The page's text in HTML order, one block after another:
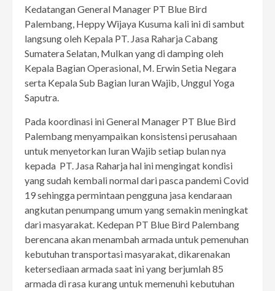
Kedatangan General Manager PT Blue Bird
Palembang, Heppy Wijaya Kusuma kali ini di sambut
langsung oleh Kepala PT. Jasa Raharja Cabang
Sumatera Selatan, Mulkan yang di damping oleh
Kepala Bagian Operasional, M. Erwin Setia Negara
serta Kepala Sub Bagian Iuran Wajib, Unggul Yoga
Saputra.
Pada koordinasi ini General Manager PT Blue Bird
Palembang menyampaikan konsistensi perusahaan
untuk menyetorkan Iuran Wajib setiap bulan nya
kepada PT. Jasa Raharja hal ini mengingat kondisi
yang sudah kembali normal dari pasca pandemi Covid
19 sehingga permintaan pengguna jasa kendaraan
angkutan penumpang umum yang semakin meningkat
dari masyarakat. Kedepan PT Blue Bird Palembang
berencana akan menambah armada untuk pemenuhan
kebutuhan transportasi masyarakat, dikarenakan
ketersediaan armada saat ini yang berjumlah 85
armada di rasa kurang untuk memenuhi kebutuhan